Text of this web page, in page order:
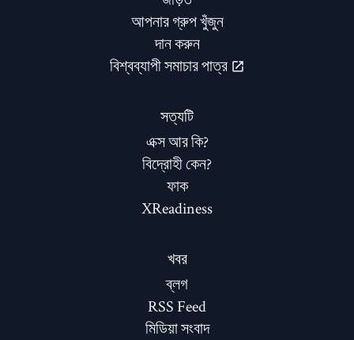
আপনার গ্রুপ খুঁজুন
দান করুন
বিশ্বব্যাপী সমাচার পাত্র
সত্যটি
এক্স আর কি?
বিদ্রোহী কেন?
ফাক
XReadiness
খবর
ব্লগ
RSS Feed
মিডিয়া সংবাদ